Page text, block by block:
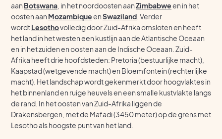
aan Botswana , in het noordoosten aanZimbabween in het
oosten aan MozambiqueenSwaziland . Verder
wordtLesothovolledig door Zuid-Afrika omsloten en heeft
het land in het westen een kustlijn aan de Atlantische Oceaan
en in het zuiden en oosten aan de Indische Oceaan. Zuid-
Afrika heeft drie hoofdsteden: Pretoria (bestuurlijke macht),
Kaapstad (wetgevende macht) en Bloemfontein (rechterlijke
macht). Het landschap wordt gekenmerkt door hoogvlaktes in
het binnenland en ruige heuvels en een smalle kustvlakte langs
de rand. In het oosten van Zuid-Afrika liggen de
Drakensbergen, met de Mafadi (3450 meter) op de grens met
Lesotho als hoogste punt van het land.